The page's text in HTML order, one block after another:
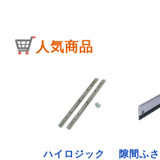
キャップの逆挿しにも対
【仕様】 ●インク色：紫。
●筆記線幅(実寸)：2.2～
●サイズ：軸径17.0×全長
●替芯：PXAS-200。
人気商品
ハイロジック
隙間ふ